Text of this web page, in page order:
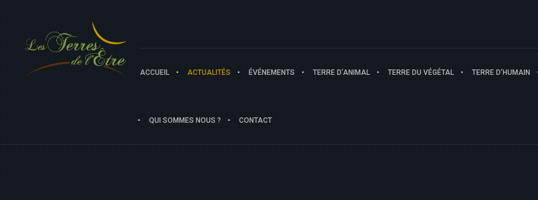
ACCUEIL ACTUALITÉS ÉVÉNEMENTS TERRE D’ANIMAL TERRE DU VÉGÉTAL TERRE D’HUMAIN
QUI SOMMES NOUS ? CONTACT